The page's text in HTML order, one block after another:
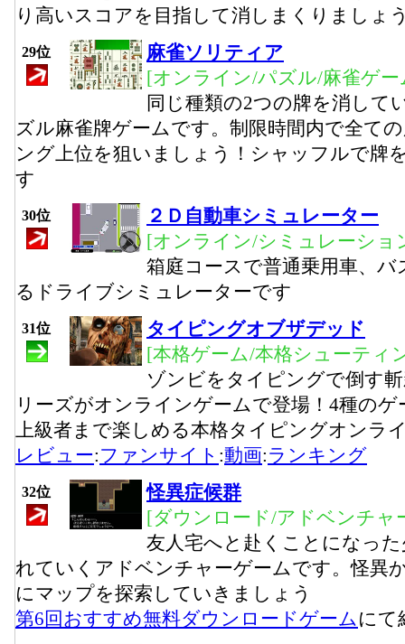
り高いスコアを目指して消しまくりましょ
29位
麻雀ソリティア
[オンライン/パズル/麻雀ゲー
同じ種類の2つの牌を消して
ズル麻雀牌ゲームです。制限時間内で全て
ング上位を狙いましょう！シャッフルで牌
す
30位
２Ｄ自動車シミュレーター
[オンライン/シミュレーショ
箱庭コースで普通乗用車、
るドライブシミュレーターです
31位
タイピングオブザデッド
[本格ゲーム/本格シューティ
ゾンビをタイピングで倒す
リーズがオンラインゲームで登場！4種の
上級者まで楽しめる本格タイピングオンラ
レビュー:ファンサイト :動画:ランキング
32位
怪異症候群
[ダウンロード/アドベンチャ
友人宅へと赴くことになっ
れていくアドベンチャーゲームです。怪異
にマップを探索していきましょう
第6回おすすめ無料ダウンロードゲームにて